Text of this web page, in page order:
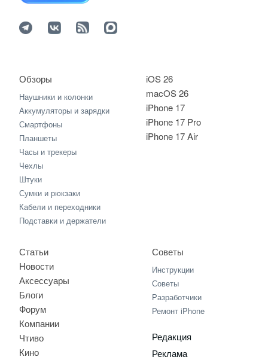
iOS 26
macOS 26
iPhone 17
iPhone 17 Pro
iPhone 17 Air
Обзоры
Наушники и колонки
Аккумуляторы и зарядки
Смартфоны
Планшеты
Часы и трекеры
Чехлы
Штуки
Сумки и рюкзаки
Кабели и переходники
Подставки и держатели
Статьи
Новости
Аксессуары
Блоги
Форум
Компании
Чтиво
Кино
Советы
Инструкции
Советы
Разработчики
Ремонт iPhone
Редакция
Реклама